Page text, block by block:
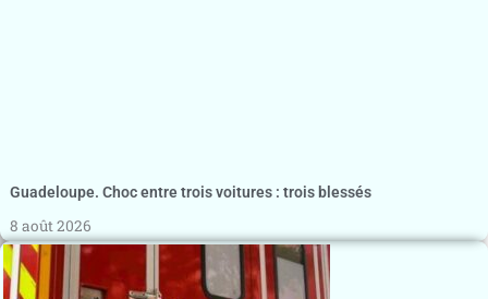
Guadeloupe. Choc entre trois voitures : trois blessés
8 août 2026